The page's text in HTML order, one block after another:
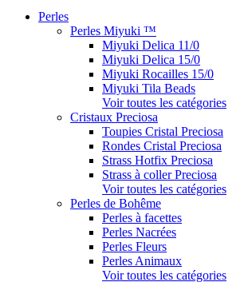
Perles
Perles Miyuki ™
Miyuki Delica 11/0
Miyuki Delica 15/0
Miyuki Rocailles 15/0
Miyuki Tila Beads
Voir toutes les catégories
Cristaux Preciosa
Toupies Cristal Preciosa
Rondes Cristal Preciosa
Strass Hotfix Preciosa
Strass à coller Preciosa
Voir toutes les catégories
Perles de Bohême
Perles à facettes
Perles Nacrées
Perles Fleurs
Perles Animaux
Voir toutes les catégories